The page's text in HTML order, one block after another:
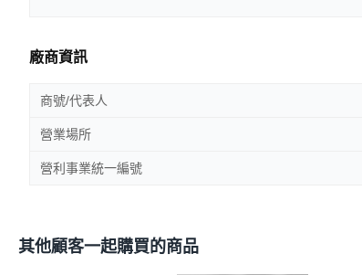
廠商資訊
商號/代表人
營業場所
營利事業統一編號
其他顧客一起購買的商品